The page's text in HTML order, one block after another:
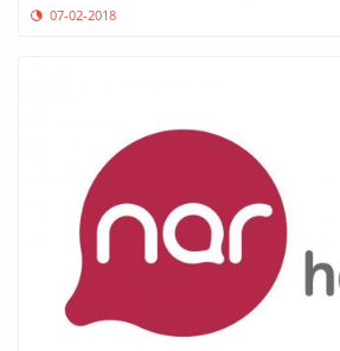
07-02-2018